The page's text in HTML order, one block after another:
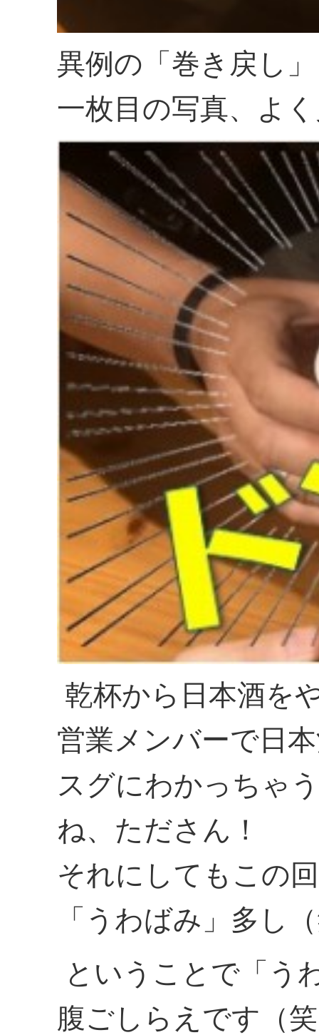
異例の「巻き戻し
一枚目の写真、よ
乾杯から日本酒を
営業メンバーで日
スグにわかっちゃ
ね、たださん！
それにしてもこの
「うわばみ」多し
ということで「う
腹ごしらえです（